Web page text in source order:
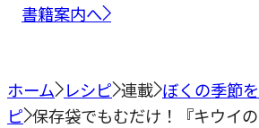
書籍案内へ
ホーム レシピ 連載 ぼくの季節
ピ 保存袋でもむだけ！『キウイ